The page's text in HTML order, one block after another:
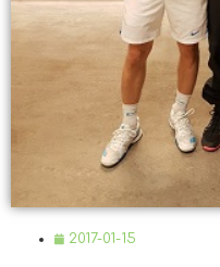
2017-01-15